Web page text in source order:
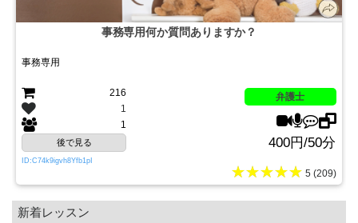
事務専用何か質問ありますか？
事務専用
216
1
1
弁護士
後で見る 400円/50分
ID:C74k9igvh8Yfb1pI
★★★★★ 5 (209)
新着レッスン